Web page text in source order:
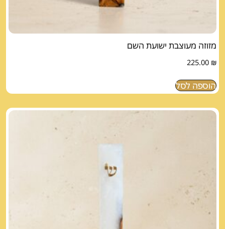
מזוזה מעוצבת ישועת השם
225.00 ₪
הוספה לסל